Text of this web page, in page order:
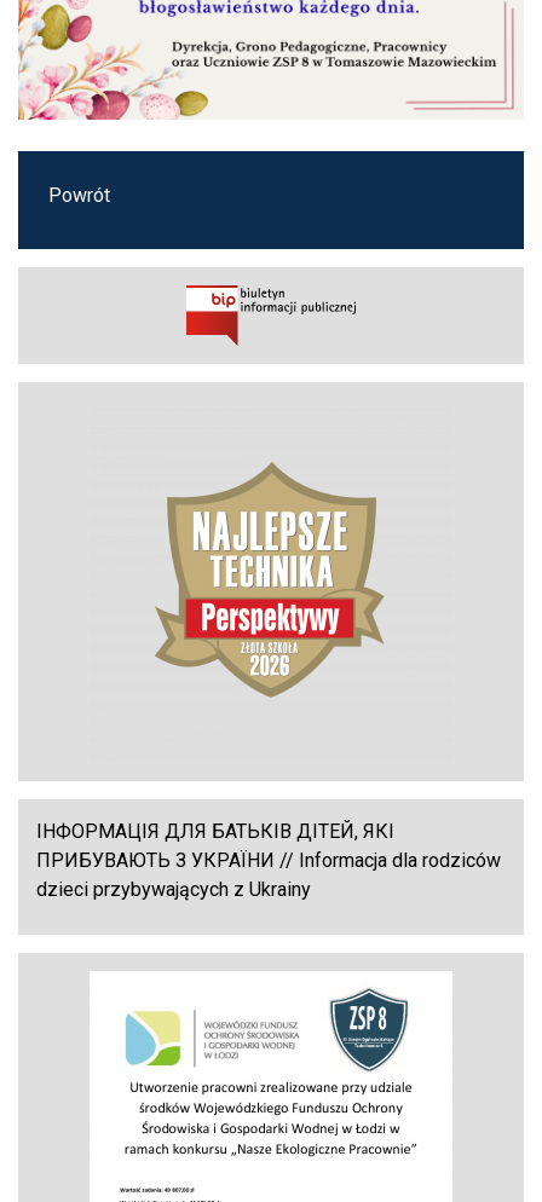
Powrót
ІНФОРМАЦІЯ ДЛЯ БАТЬКІВ ДІТЕЙ, ЯКІ
ПРИБУВАЮТЬ З УКРАЇНИ // Informacja dla rodziców
dzieci przybywających z Ukrainy